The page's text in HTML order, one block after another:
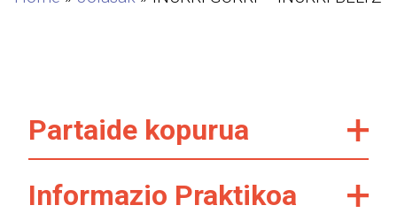
Partaide kopurua
Informazio Praktikoa